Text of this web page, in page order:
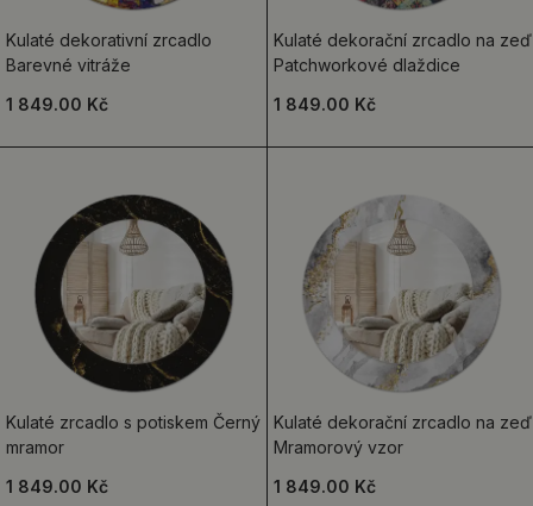
Kulaté dekorativní zrcadlo
Barevné vitráže
1 849.00 Kč
Kulaté dekorační zrcadlo na zeď
Patchworkové dlaždice
1 849.00 Kč
Kulaté zrcadlo s potiskem Černý
mramor
1 849.00 Kč
Kulaté dekorační zrcadlo na zeď
Mramorový vzor
1 849.00 Kč